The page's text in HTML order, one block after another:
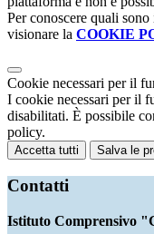
Per conoscere quali
visionare la COOKIE
Cookie necessari per il
I cookie necessari per il
disabilitati. È possibile
policy.
Accetta tutti Salva le
Contatti
Istituto Comprensivo